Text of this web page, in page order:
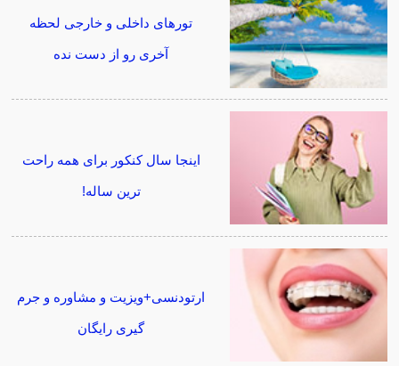
تورهای داخلی و خارجی لحظه
آخری رو از دست نده
اینجا سال کنکور برای همه راحت
ترین ساله!
ارتودنسی+ویزیت و مشاوره و جرم
گیری رایگان